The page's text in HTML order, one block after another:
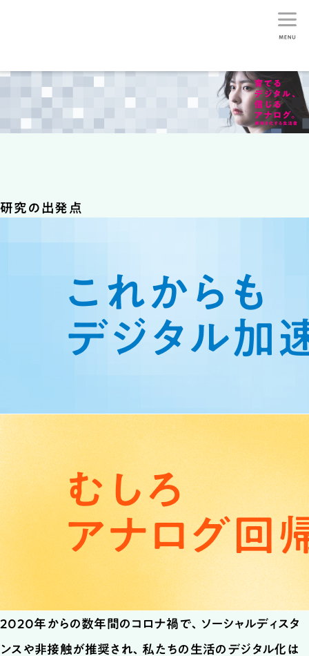
研究の出発点
2020年からの数年間のコロナ禍で、ソーシャルディスタ
ンスや非接触が推奨され、私たちの生活のデジタル化は